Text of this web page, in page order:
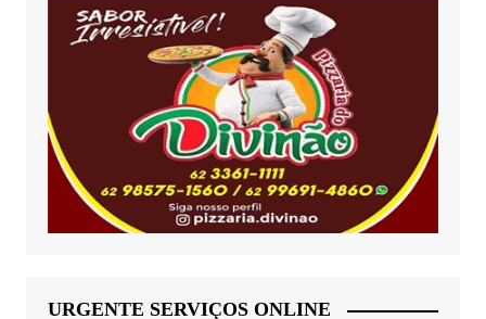
URGENTE SERVIÇOS ONLINE